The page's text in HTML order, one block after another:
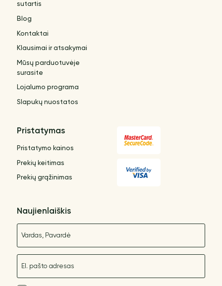
sutartis
Blog
Kontaktai
Klausimai ir atsakymai
Mūsų parduotuvėje
surasite
Lojalumo programa
Slapukų nuostatos
Pristatymas
Pristatymo kainos
Prekių keitimas
Prekių grąžinimas
Naujienlaiškis